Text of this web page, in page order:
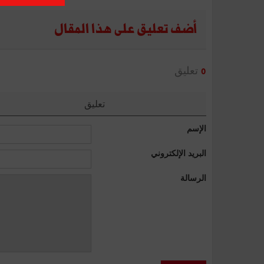
أضف تعليق على هذا المقال
0 تعليق
تعليق
الإسم
البريد الإلكتروني
الرسالة